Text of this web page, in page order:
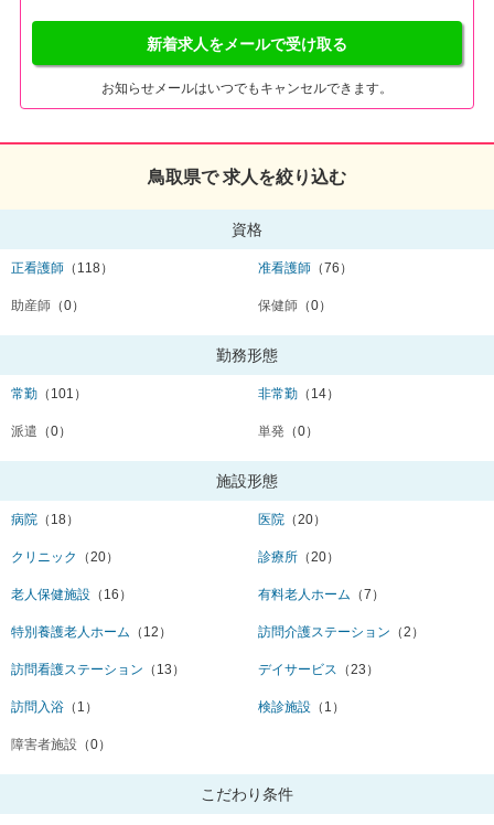
新着求人をメールで受け取る
お知らせメールはいつでもキャンセルできます。
鳥取県で 求人を絞り込む
資格
正看護師 （118） 准看護師 （76）
助産師 （0） 保健師 （0）
勤務形態
常勤 （101） 非常勤 （14）
派遣 （0） 単発 （0）
施設形態
病院 （18） 医院 （20）
クリニック （20） 診療所 （20）
老人保健施設 （16） 有料老人ホーム （7）
特別養護老人ホーム （12） 訪問介護ステーション （2）
訪問看護ステーション （13） デイサービス （23）
訪問入浴 （1） 検診施設 （1）
障害者施設 （0）
こだわり条件